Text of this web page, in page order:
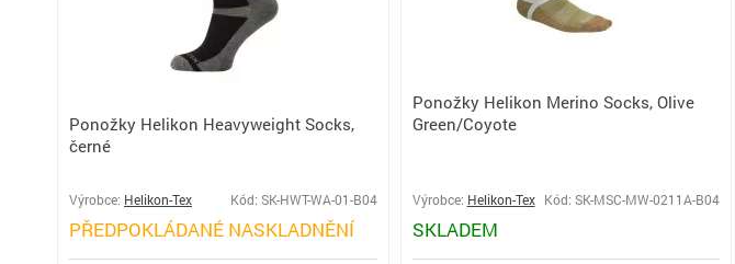
Ponožky Helikon Heavyweight Socks,
černé
Výrobce: Helikon-Tex Kód: SK-HWT-WA-01-B04
PŘEDPOKLÁDANÉ NASKLADNĚNÍ
Ponožky Helikon Merino Socks, Olive
Green/Coyote
Výrobce: Helikon-Tex Kód: SK-MSC-MW-0211A-B04
SKLADEM